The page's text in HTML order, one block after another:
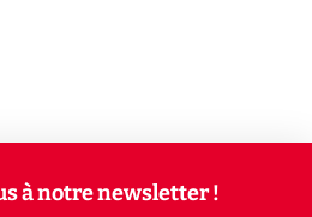
à notre newsletter !